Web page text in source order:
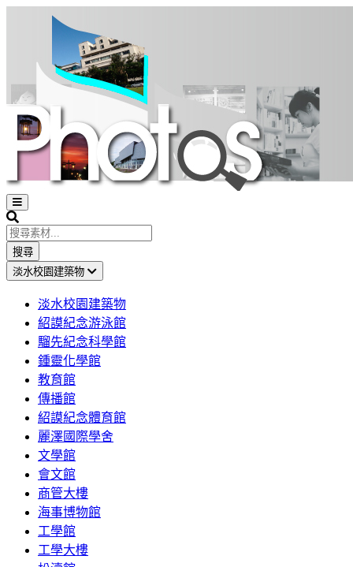
Open
sidebar
Search
搜尋
淡水校園建築物
淡水校園建築物
紹謨紀念游泳館
騮先紀念科學館
鍾靈化學館
教育館
傳播館
紹謨紀念體育館
麗澤國際學舍
文學館
會文館
商管大樓
海事博物館
工學館
工學大樓